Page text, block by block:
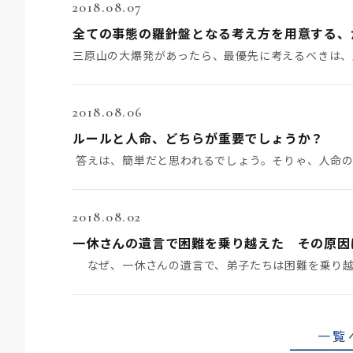
2018.08.07
全ての事態の羅針盤となる考え方を用意する
2018.08.06
ルールと人命、どちらが重要でしょうか？
答えは、簡単だと思われるでしょう。そりゃ、人
2018.08.02
一休さんの遺言で困難を乗り越えた その原
一覧